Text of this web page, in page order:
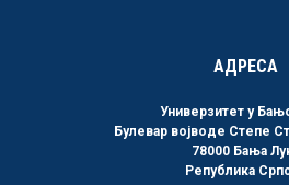
АДРЕСА
Универзитет у
Булевар војводе Степе
78000 Бања
Република